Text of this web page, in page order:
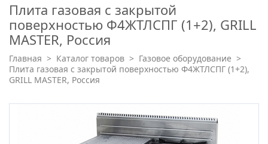
Плита газовая c закрытой
поверхностью Ф4ЖТЛCПГ (1+2), GRILL
MASTER, Россия
Главная > Каталог товаров > Газовое оборудование >
Плита газовая c закрытой поверхностью Ф4ЖТЛCПГ (1+2),
GRILL MASTER, Россия